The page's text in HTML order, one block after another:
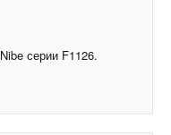
серии F1126.